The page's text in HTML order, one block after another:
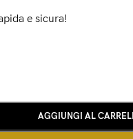
e sicura!
AGGIUNGI AL